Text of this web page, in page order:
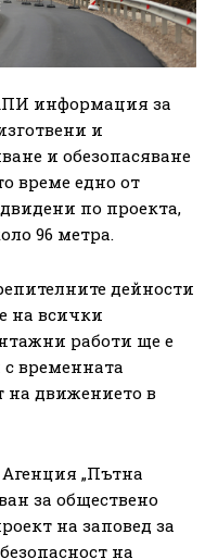
информация за
и
и обезопасяване
време едно от
по проекта,
96 метра.
дейности
на всички
работи ще е
временната
на движението в
„Пътна
за обществено
на заповед за
на